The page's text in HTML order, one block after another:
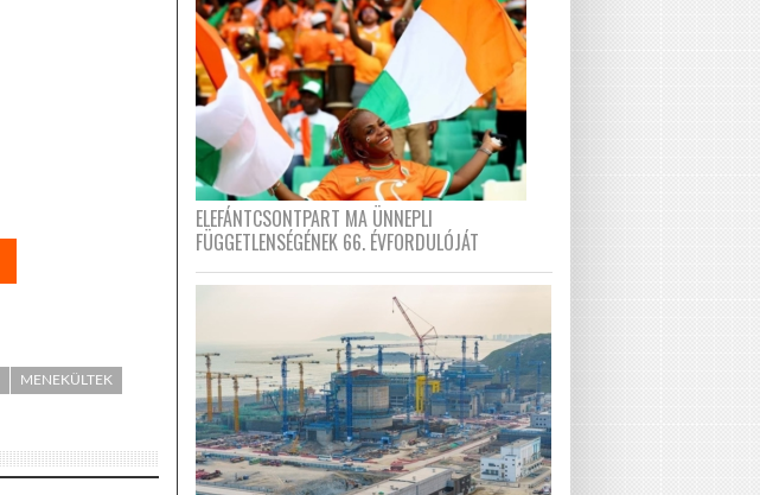
MENEKÜLTEK
ELEFÁNTCSONTPART MA ÜNNEPLI
FÜGGETLENSÉGÉNEK 66. ÉVFORDULÓJÁT